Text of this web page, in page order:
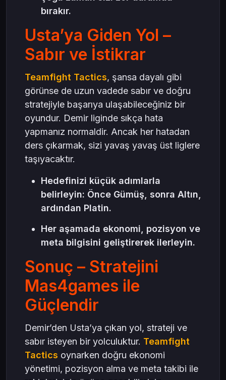
bırakır.
Usta’ya Giden Yol –
Sabır ve İstikrar
Teamfight Tactics, şansa dayalı gibi
görünse de uzun vadede sabır ve doğru
stratejiyle başarıya ulaşabileceğiniz bir
oyundur. Demir liginde sıkça hata
yapmanız normaldir. Ancak her hatadan
ders çıkarmak, sizi yavaş yavaş üst liglere
taşıyacaktır.
Hedefinizi küçük adımlarla
belirleyin: Önce Gümüş, sonra Altın,
ardından Platin.
Her aşamada ekonomi, pozisyon ve
meta bilgisini geliştirerek ilerleyin.
Sonuç – Stratejini
Mas4games ile
Güçlendir
Demir’den Usta’ya çıkan yol, strateji ve
sabır isteyen bir yolculuktur. Teamfight
Tactics oynarken doğru ekonomi
yönetimi, pozisyon alma ve meta takibi ile